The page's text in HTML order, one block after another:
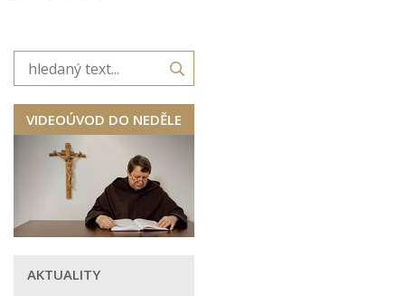
VIDEOÚVOD DO NEDĚLE
AKTUALITY